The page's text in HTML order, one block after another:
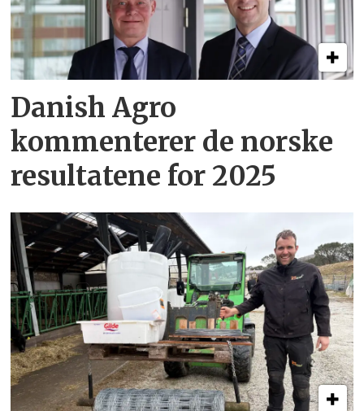
Danish Agro
kommenterer de norske
resultatene for 2025